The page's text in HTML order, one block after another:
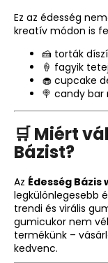
Ez az édesség
kreatív módon is
🍰 torták
🍦 fagyik
🧁 cupcake
🍭 candy bar
🛒 Miért
Bázist?
Az Édesség
legkülönlegesebb
trendi és virális
gumicukor nem
termékünk –
kedvenc.